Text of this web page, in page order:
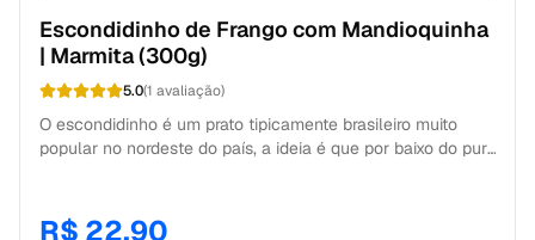
Escondidinho de Frango com Mandioquinha
| Marmita (300g)
5.0(1 avaliação)
O escondidinho é um prato tipicamente brasileiro muito
popular no nordeste do país, a ideia é que por baixo do purê
frango desfiado suculento da Mamãe Fitness. Essa marmita
R$ 22,90